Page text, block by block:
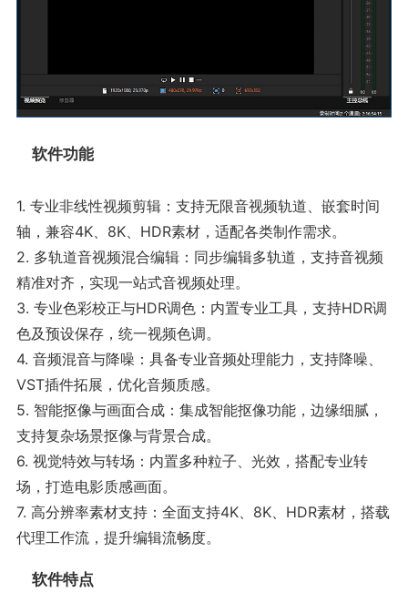
软件功能
1. 专业非线性视频剪辑：支持无限音视频轨道、嵌套时间
轴，兼容4K、8K、HDR素材，适配各类制作需求。
2. 多轨道音视频混合编辑：同步编辑多轨道，支持音视频
精准对齐，实现一站式音视频处理。
3. 专业色彩校正与HDR调色：内置专业工具，支持HDR调
色及预设保存，统一视频色调。
4. 音频混音与降噪：具备专业音频处理能力，支持降噪、
VST插件拓展，优化音频质感。
5. 智能抠像与画面合成：集成智能抠像功能，边缘细腻，
支持复杂场景抠像与背景合成。
6. 视觉特效与转场：内置多种粒子、光效，搭配专业转
场，打造电影质感画面。
7. 高分辨率素材支持：全面支持4K、8K、HDR素材，搭载
代理工作流，提升编辑流畅度。
软件特点